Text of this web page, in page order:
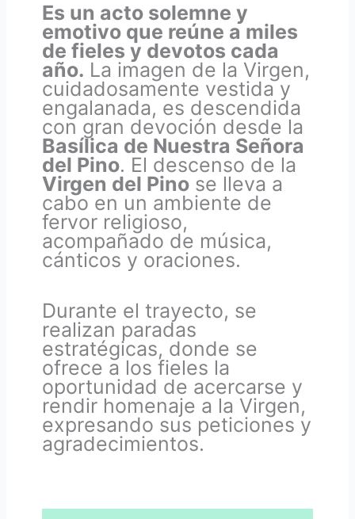
Es un acto solemne y
emotivo que reúne a miles
de fieles y devotos cada
año. La imagen de la Virgen,
cuidadosamente vestida y
engalanada, es descendida
con gran devoción desde la
Basílica de Nuestra Señora
del Pino. El descenso de la
Virgen del Pino se lleva a
cabo en un ambiente de
fervor religioso,
acompañado de música,
cánticos y oraciones.
Durante el trayecto, se
realizan paradas
estratégicas, donde se
ofrece a los fieles la
oportunidad de acercarse y
rendir homenaje a la Virgen,
expresando sus peticiones y
agradecimientos.